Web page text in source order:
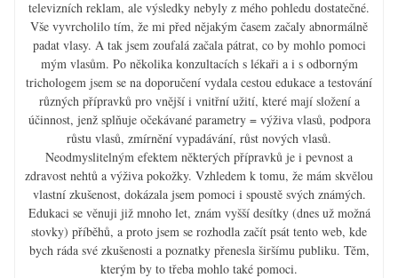
televizních reklam, ale výsledky nebyly z mého pohledu dostatečné.
Vše vyvrcholilo tím, že mi před nějakým časem začaly abnormálně
padat vlasy. A tak jsem zoufalá začala pátrat, co by mohlo pomoci
mým vlasům. Po několika konzultacích s lékaři a i s odborným
trichologem jsem se na doporučení vydala cestou edukace a testování
různých přípravků pro vnější i vnitřní užití, které mají složení a
účinnost, jenž splňuje očekávané parametry = výživa vlasů, podpora
růstu vlasů, zmírnění vypadávání, růst nových vlasů.
Neodmyslitelným efektem některých přípravků je i pevnost a
zdravost nehtů a výživa pokožky. Vzhledem k tomu, že mám skvělou
vlastní zkušenost, dokázala jsem pomoci i spoustě svých známých.
Edukaci se věnuji již mnoho let, znám vyšší desítky (dnes už možná
stovky) příběhů, a proto jsem se rozhodla začít psát tento web, kde
bych ráda své zkušenosti a poznatky přenesla širšímu publiku. Těm,
kterým by to třeba mohlo také pomoci.